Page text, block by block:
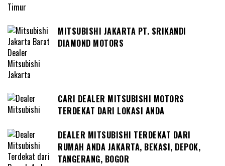
MITSUBISHI JAKARTA PT. SRIKANDI
DIAMOND MOTORS
CARI DEALER MITSUBISHI MOTORS
TERDEKAT DARI LOKASI ANDA
DEALER MITSUBISHI TERDEKAT DARI
RUMAH ANDA JAKARTA, BEKASI, DEPOK,
TANGERANG, BOGOR